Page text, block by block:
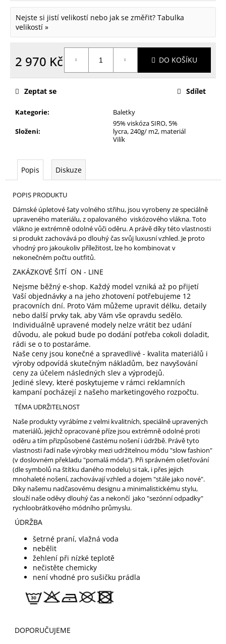
Nejste si jistí velikostí nebo jak se změřit? Tabulka
velikostí »
2 970 Kč DO KOŠÍKU
Kategorie: Baletky
Složeni:
95% viskóza SIRO, 5%
lycra, 240g/ m2, materiál
Vilík
Zeptat se Sdílet
Popis Diskuze
POPIS PRODUKTU
Dámské úpletové šaty volného střihu, jsou vyrobeny ze speciálně
upraveného materiálu, z opalovaného viskózového vlákna. Toto
vlákno je extrémně odolné vůči oděru. A právě díky této vlastnosti
si produkt zachovává po dlouhý čas svůj luxusní vzhled. Je proto
vhodný pro jakoukoliv příležitost, lze ho kombinovat v
nekonečném počtu outfitů.
ZAKÁZKOVÉ ŠITÍ ON - LINE
Nejsme běžný e-shop. Každý model vzniká až po přijetí
Vaší objednávky a na jeho zhotovení potřebujeme 12
pracovních dní. Proto Vám můžeme upravit délku, detaily
nebo další prvky tak, aby Vám vše opravdu sedělo.
Individuálně upravené modely nelze vrátit bez udání
důvodu, ale pokud bude po dodání potřeba cokoli doladit,
rádi se o to postaráme.
Naše ceny jsou konečné a spravedlivé - kvalita materiálů i
výroby odpovídá skutečným nákladům, bez navyšování
ceny za účelem následných slev a výprodejů.
Jediné slevy, které poskytujeme v rámci reklamních
kampaní pocházejí z našeho marketingového rozpočtu.
TÉMA UDRŽITELNOST
Naše produkty vyrábíme z velmi kvalitních, speciálně upravených
materiálů, jejichž opracované příze jsou extrémně odolné proti
oděru a tím přizpůsobené častému nošení i údržbě. Právě tyto
vlastnosti řadí naše výrobky mezi udržitelnou módu "slow fashion"
(v doslovném překladu "pomalá móda"). Při správném ošetřování
(dle symbolů na štítku daného modelu) si tak, i přes jejich
mnohaleté nošení, zachovávají vzhled a dojem "stále jako nové".
Díky našemu nadčasovému designu a minimalistickému stylu,
slouží naše oděvy dlouhý čas a nekončí jako "sezónní odpadky"
rychloobrátkového módního průmyslu.
ÚDRŽBA
šetrné praní, vlažná voda
nebělit
žehlení při nízké teplotě
nečistěte chemicky
není vhodné pro sušičku prádla
DOPORUČUJEME